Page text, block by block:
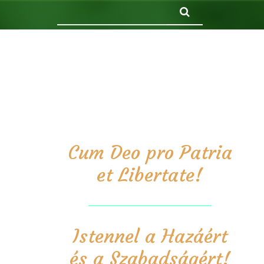
Cum Deo pro Patria
et Libertate!
Istennel a Hazáért
és a Szabadságért!